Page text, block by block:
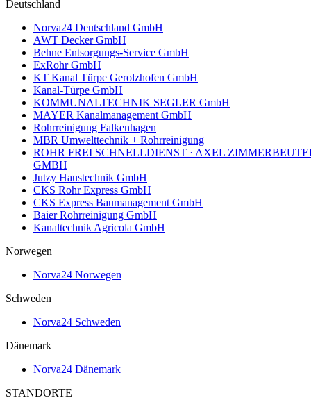
Deutschland
Norva24 Deutschland GmbH
AWT Decker GmbH
Behne Entsorgungs-Service GmbH
ExRohr GmbH
KT Kanal Türpe Gerolzhofen GmbH
Kanal-Türpe GmbH
KOMMUNALTECHNIK SEGLER GmbH
MAYER Kanalmanagement GmbH
Rohrreinigung Falkenhagen
MBR Umwelttechnik + Rohrreinigung
ROHR FREI SCHNELLDIENST · AXEL
GMBH
Jutzy Haustechnik GmbH
CKS Rohr Express GmbH
CKS Express Baumanagement GmbH
Baier Rohrreinigung GmbH
Kanaltechnik Agricola GmbH
Norwegen
Norva24 Norwegen
Schweden
Norva24 Schweden
Dänemark
Norva24 Dänemark
STANDORTE